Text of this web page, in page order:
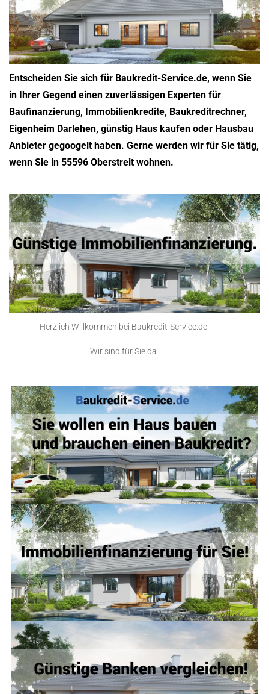
Entscheiden Sie sich für Baukredit-Service.de, wenn Sie
in Ihrer Gegend einen zuverlässigen Experten für
Baufinanzierung, Immobilienkredite, Baukreditrechner,
Eigenheim Darlehen, günstig Haus kaufen oder Hausbau
Anbieter gegoogelt haben. Gerne werden wir für Sie tätig,
wenn Sie in 55596 Oberstreit wohnen.
Herzlich Willkommen bei Baukredit-Service.de
-
Wir sind für Sie da